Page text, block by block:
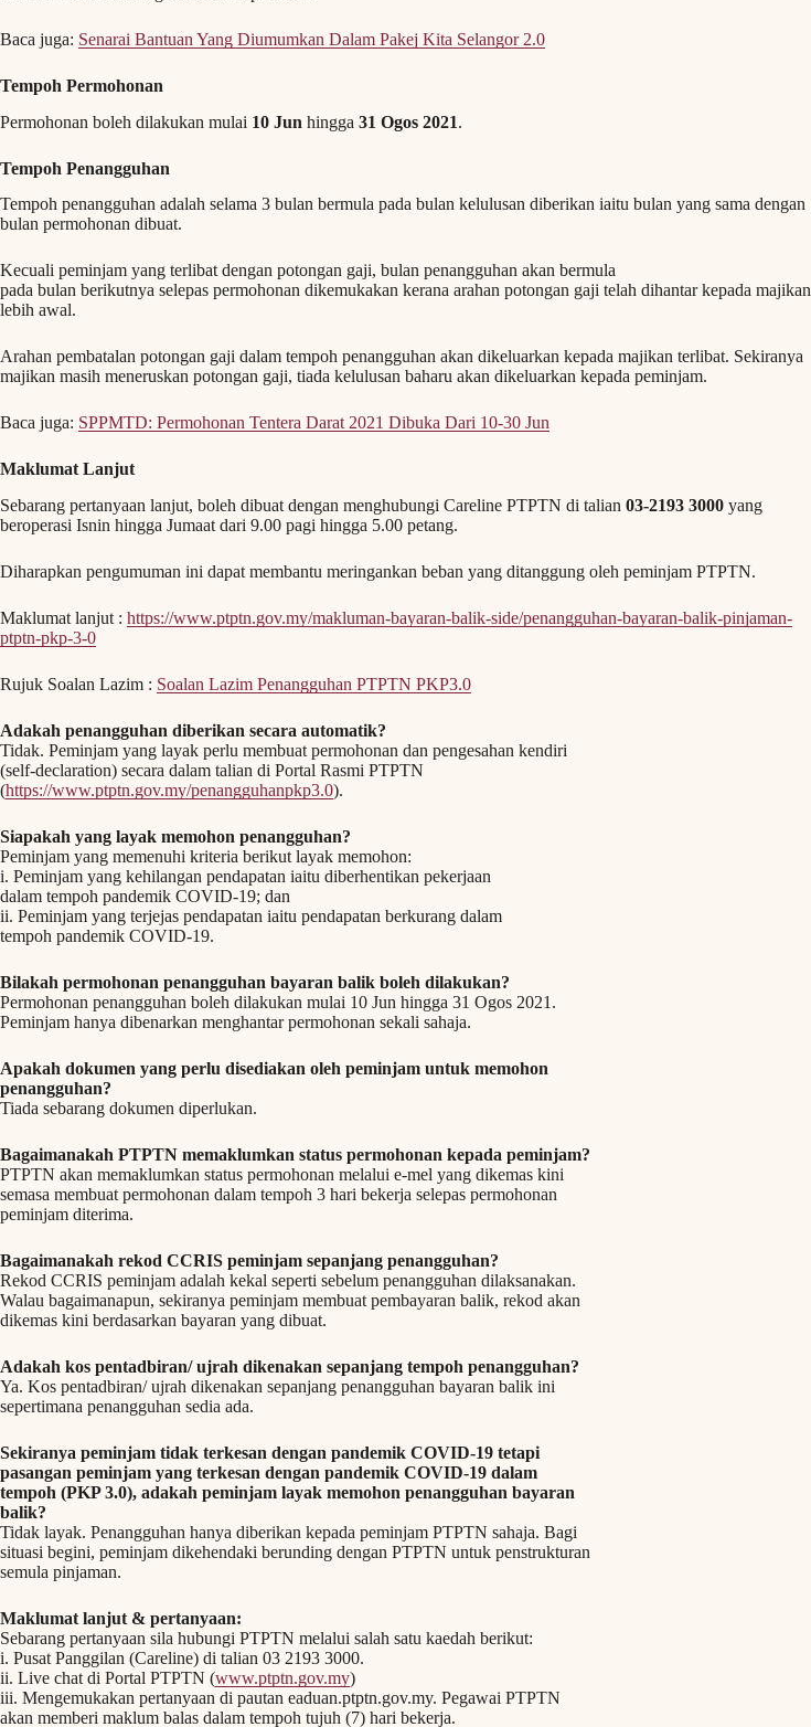
Baca juga: Senarai Bantuan Yang Diumumkan Dalam Pakej Kita Selangor 2.0
Tempoh Permohonan
Permohonan boleh dilakukan mulai 10 Jun hingga 31 Ogos 2021.
Tempoh Penangguhan
Tempoh penangguhan adalah selama 3 bulan bermula pada bulan kelulusan diberikan iaitu bulan yang sama dengan
bulan permohonan dibuat.
Kecuali peminjam yang terlibat dengan potongan gaji, bulan penangguhan akan bermula
pada bulan berikutnya selepas permohonan dikemukakan kerana arahan potongan gaji telah dihantar kepada majikan
lebih awal.
Arahan pembatalan potongan gaji dalam tempoh penangguhan akan dikeluarkan kepada majikan terlibat. Sekiranya
majikan masih meneruskan potongan gaji, tiada kelulusan baharu akan dikeluarkan kepada peminjam.
Baca juga: SPPMTD: Permohonan Tentera Darat 2021 Dibuka Dari 10-30 Jun
Maklumat Lanjut
Sebarang pertanyaan lanjut, boleh dibuat dengan menghubungi Careline PTPTN di talian 03-2193 3000 yang
beroperasi Isnin hingga Jumaat dari 9.00 pagi hingga 5.00 petang.
Diharapkan pengumuman ini dapat membantu meringankan beban yang ditanggung oleh peminjam PTPTN.
Maklumat lanjut : https://www.ptptn.gov.my/makluman-bayaran-balik-side/penangguhan-bayaran-balik-pinjaman-
ptptn-pkp-3-0
Rujuk Soalan Lazim : Soalan Lazim Penangguhan PTPTN PKP3.0
Adakah penangguhan diberikan secara automatik?
Tidak. Peminjam yang layak perlu membuat permohonan dan pengesahan kendiri
(self-declaration) secara dalam talian di Portal Rasmi PTPTN
(https://www.ptptn.gov.my/penangguhanpkp3.0).
Siapakah yang layak memohon penangguhan?
Peminjam yang memenuhi kriteria berikut layak memohon:
i. Peminjam yang kehilangan pendapatan iaitu diberhentikan pekerjaan
dalam tempoh pandemik COVID-19; dan
ii. Peminjam yang terjejas pendapatan iaitu pendapatan berkurang dalam
tempoh pandemik COVID-19.
Bilakah permohonan penangguhan bayaran balik boleh dilakukan?
Permohonan penangguhan boleh dilakukan mulai 10 Jun hingga 31 Ogos 2021.
Peminjam hanya dibenarkan menghantar permohonan sekali sahaja.
Apakah dokumen yang perlu disediakan oleh peminjam untuk memohon
penangguhan?
Tiada sebarang dokumen diperlukan.
Bagaimanakah PTPTN memaklumkan status permohonan kepada peminjam?
PTPTN akan memaklumkan status permohonan melalui e-mel yang dikemas kini
semasa membuat permohonan dalam tempoh 3 hari bekerja selepas permohonan
peminjam diterima.
Bagaimanakah rekod CCRIS peminjam sepanjang penangguhan?
Rekod CCRIS peminjam adalah kekal seperti sebelum penangguhan dilaksanakan.
Walau bagaimanapun, sekiranya peminjam membuat pembayaran balik, rekod akan
dikemas kini berdasarkan bayaran yang dibuat.
Adakah kos pentadbiran/ ujrah dikenakan sepanjang tempoh penangguhan?
Ya. Kos pentadbiran/ ujrah dikenakan sepanjang penangguhan bayaran balik ini
sepertimana penangguhan sedia ada.
Sekiranya peminjam tidak terkesan dengan pandemik COVID-19 tetapi
pasangan peminjam yang terkesan dengan pandemik COVID-19 dalam
tempoh (PKP 3.0), adakah peminjam layak memohon penangguhan bayaran
balik?
Tidak layak. Penangguhan hanya diberikan kepada peminjam PTPTN sahaja. Bagi
situasi begini, peminjam dikehendaki berunding dengan PTPTN untuk penstrukturan
semula pinjaman.
Maklumat lanjut & pertanyaan:
Sebarang pertanyaan sila hubungi PTPTN melalui salah satu kaedah berikut:
i. Pusat Panggilan (Careline) di talian 03 2193 3000.
ii. Live chat di Portal PTPTN (www.ptptn.gov.my)
iii. Mengemukakan pertanyaan di pautan eaduan.ptptn.gov.my. Pegawai PTPTN
akan memberi maklum balas dalam tempoh tujuh (7) hari bekerja.